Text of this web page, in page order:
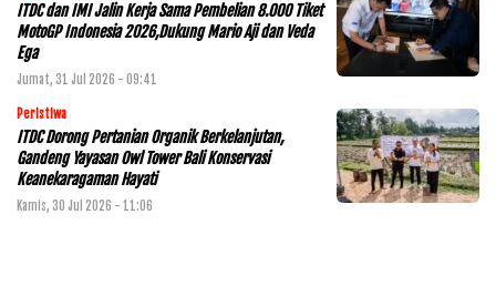
ITDC dan IMI Jalin Kerja Sama Pembelian 8.000 Tiket
MotoGP Indonesia 2026,Dukung Mario Aji dan Veda
Ega
Jumat, 31 Jul 2026 - 09:41
Peristiwa
ITDC Dorong Pertanian Organik Berkelanjutan,
Gandeng Yayasan Owl Tower Bali Konservasi
Keanekaragaman Hayati
Kamis, 30 Jul 2026 - 11:06